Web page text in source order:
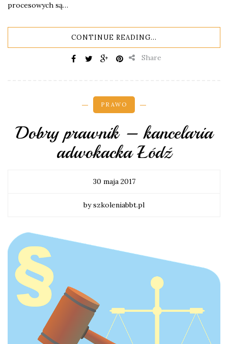
procesowych są…
CONTINUE READING...
Share
PRAWO
Dobry prawnik – kancelaria
adwokacka Łódź
30 maja 2017
by szkoleniabbt.pl